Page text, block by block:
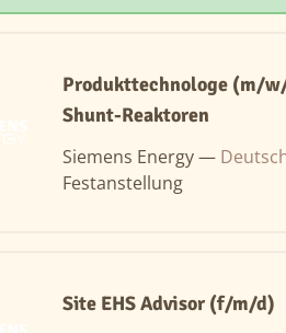
Produkttechnologe (m/
Shunt-Reaktoren
Siemens Energy —
Festanstellung
Site EHS Advisor (f/m/d)